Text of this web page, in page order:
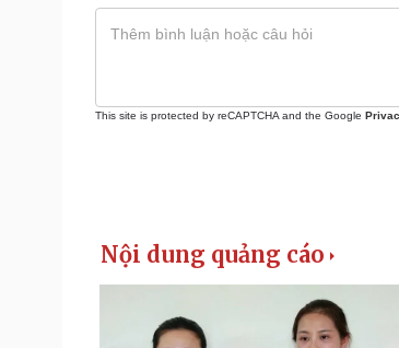
This site is protected by reCAPTCHA and the Google